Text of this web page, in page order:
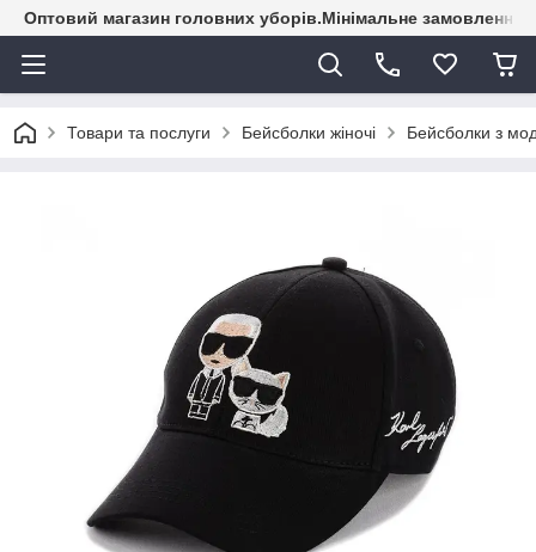
Оптовий магазин головних уборів.Мінімальне замовлення
Товари та послуги Бейсболки жіночі Бейсболки з